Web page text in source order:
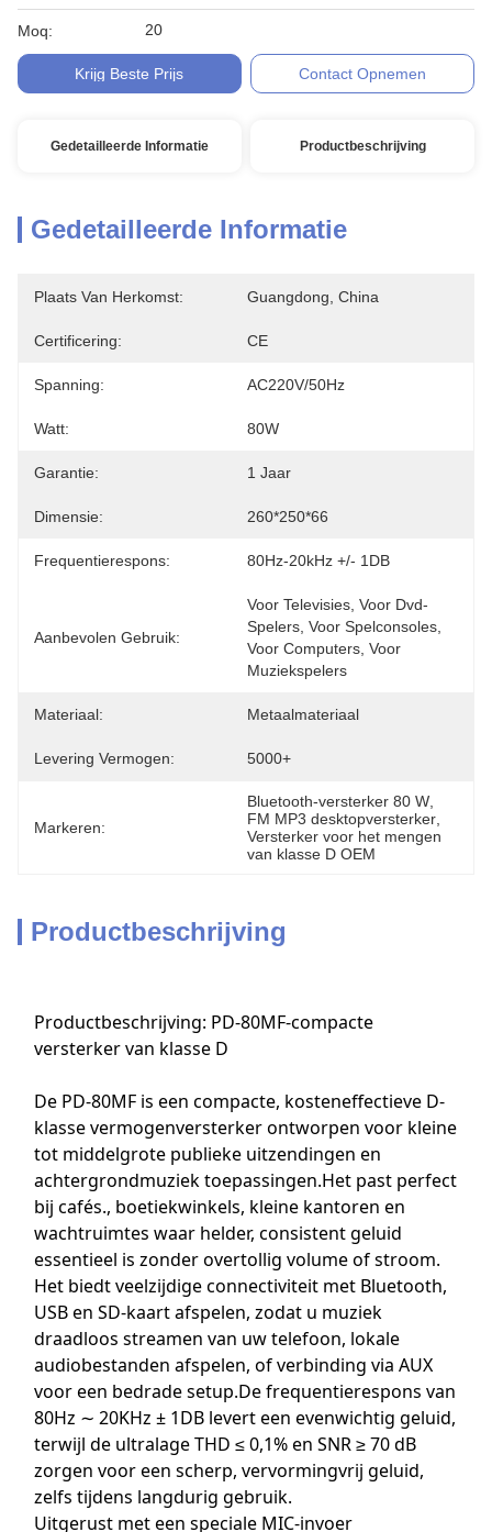
Moq: 20
Krijg Beste Prijs Contact Opnemen
Gedetailleerde Informatie Productbeschrijving
Gedetailleerde Informatie
Plaats Van Herkomst: Guangdong, China
Certificering: CE
Spanning: AC220V/50Hz
Watt: 80W
Garantie: 1 Jaar
Dimensie: 260*250*66
Frequentierespons: 80Hz-20kHz +/- 1DB
Aanbevolen Gebruik:
Voor Televisies, Voor Dvd-
Spelers, Voor Spelconsoles,
Voor Computers, Voor
Muziekspelers
Materiaal: Metaalmateriaal
Levering Vermogen: 5000+
Markeren:
Bluetooth-versterker 80 W
FM MP3 desktopversterker
Versterker voor het mengen
van klasse D OEM
Productbeschrijving
Productbeschrijving: PD-80MF-compacte
versterker van klasse D
De PD-80MF is een compacte, kosteneffectieve D-
klasse vermogenversterker ontworpen voor kleine
tot middelgrote publieke uitzendingen en
achtergrondmuziek toepassingen.Het past perfect
bij cafés., boetiekwinkels, kleine kantoren en
wachtruimtes waar helder, consistent geluid
essentieel is zonder overtollig volume of stroom.
Het biedt veelzijdige connectiviteit met Bluetooth,
USB en SD-kaart afspelen, zodat u muziek
draadloos streamen van uw telefoon, lokale
audiobestanden afspelen, of verbinding via AUX
voor een bedrade setup.De frequentierespons van
80Hz ∼ 20KHz ± 1DB levert een evenwichtig geluid,
terwijl de ultralage THD ≤ 0,1% en SNR ≥ 70 dB
zorgen voor een scherp, vervormingvrij geluid,
zelfs tijdens langdurig gebruik.
Uitgerust met een speciale MIC-invoer